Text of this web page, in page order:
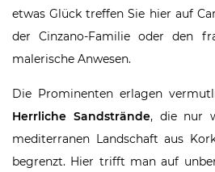
etwas Glück treffen Sie hier auf
der Cinzano-Familie oder den
malerische Anwesen.
Die Prominenten erlagen
Herrliche Sandstrände, die nur
mediterranen Landschaft aus
begrenzt. Hier trifft man auf